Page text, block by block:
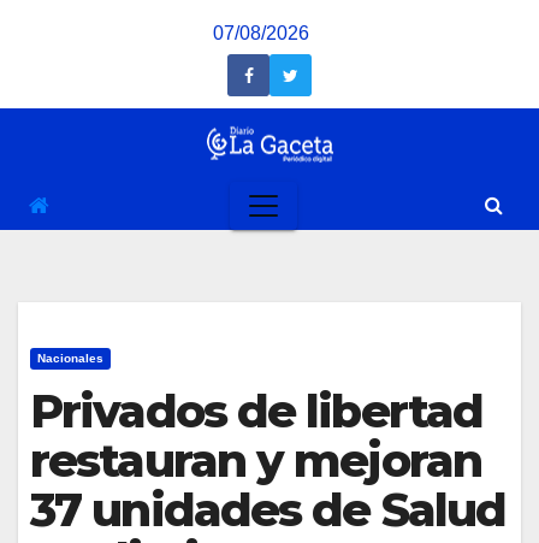
07/08/2026
Nacionales
Privados de libertad
restauran y mejoran
37 unidades de Salud